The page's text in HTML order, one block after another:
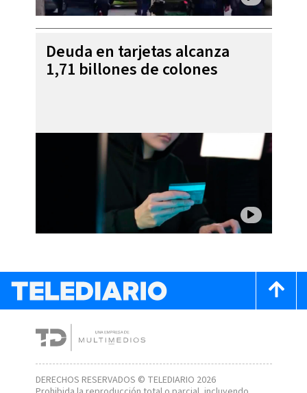
Deuda en tarjetas alcanza
1,71 billones de colones
DERECHOS RESERVADOS © TELEDIARIO 2026